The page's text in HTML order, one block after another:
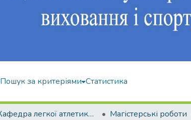
Пошук за критеріями Статистика
Кафедра легкої атлетики, зимових видів та велосипедного спорту Магістерські роботи